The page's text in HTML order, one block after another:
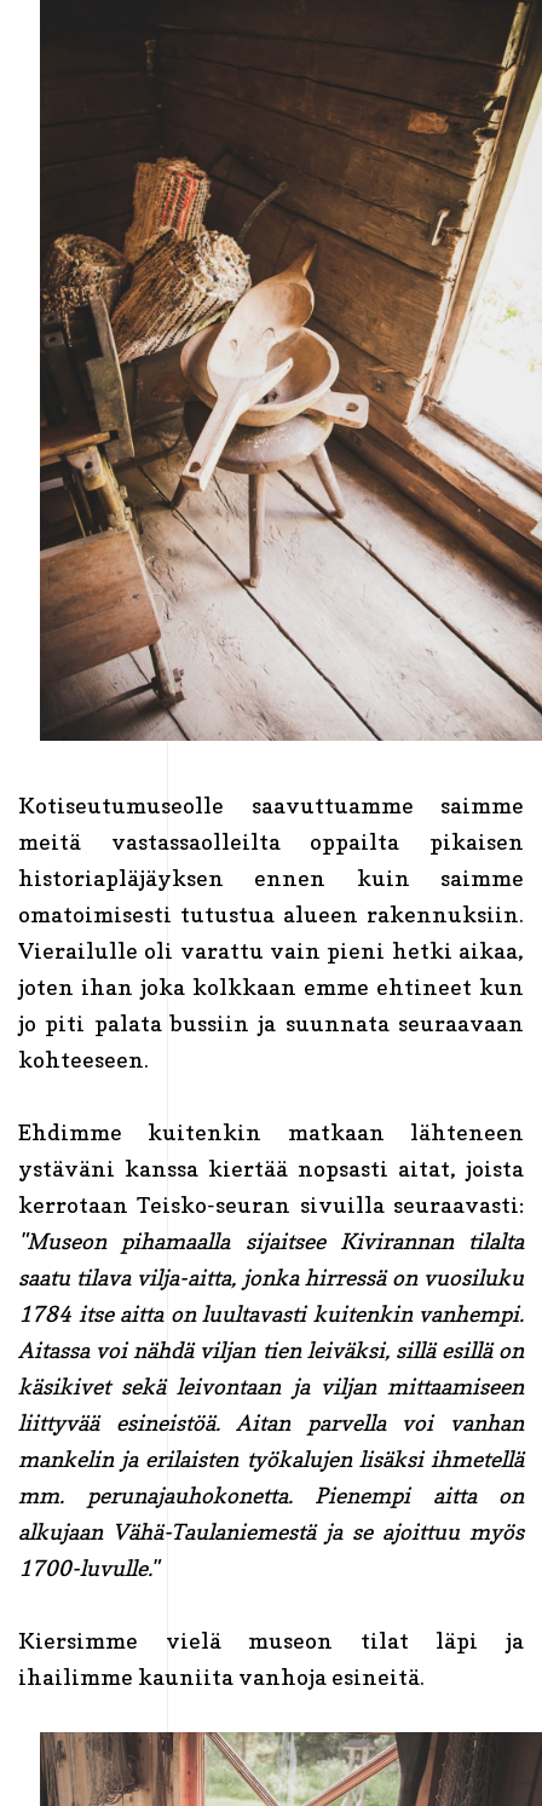
Kotiseutumuseolle saavuttuamme saimme
meitä vastassaolleilta oppailta pikaisen
historiapläjäyksen ennen kuin saimme
omatoimisesti tutustua alueen rakennuksiin.
Vierailulle oli varattu vain pieni hetki aikaa,
joten ihan joka kolkkaan emme ehtineet kun
jo piti palata bussiin ja suunnata seuraavaan
kohteeseen.
Ehdimme kuitenkin matkaan lähteneen
ystäväni kanssa kiertää nopsasti aitat, joista
kerrotaan Teisko-seuran sivuilla seuraavasti:
"Museon pihamaalla sijaitsee Kivirannan tilalta
saatu tilava vilja-aitta, jonka hirressä on vuosiluku
1784 itse aitta on luultavasti kuitenkin vanhempi.
Aitassa voi nähdä viljan tien leiväksi, sillä esillä on
käsikivet sekä leivontaan ja viljan mittaamiseen
liittyvää esineistöä. Aitan parvella voi vanhan
mankelin ja erilaisten työkalujen lisäksi ihmetellä
mm. perunajauhokonetta. Pienempi aitta on
alkujaan Vähä-Taulaniemestä ja se ajoittuu myös
1700-luvulle."
Kiersimme vielä museon tilat läpi ja
ihailimme kauniita vanhoja esineitä.